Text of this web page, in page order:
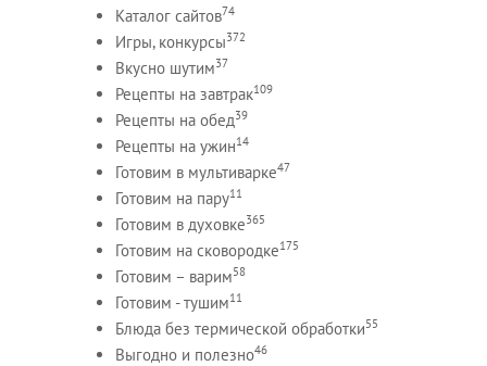
Каталог сайтов74
Игры, конкурсы372
Вкусно шутим37
Рецепты на завтрак109
Рецепты на обед39
Рецепты на ужин14
Готовим в мультиварке47
Готовим на пару11
Готовим в духовке365
Готовим на сковородке175
Готовим – варим58
Готовим - тушим11
Блюда без термической обработки55
Выгодно и полезно46